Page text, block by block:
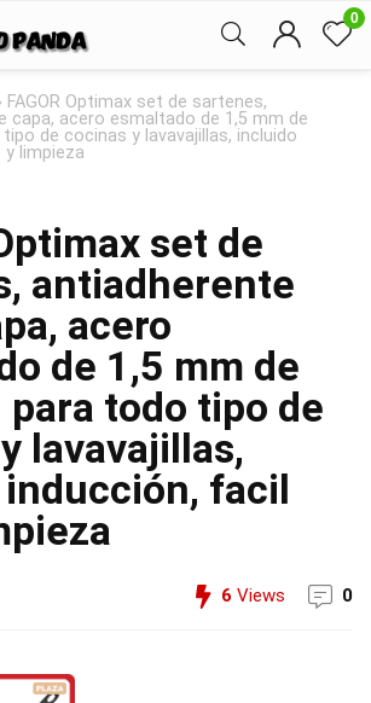
0
FAGOR Optimax set de sartenes,
capa, acero esmaltado de 1,5 mm de
de cocinas y lavavajillas, incluido
limpieza
set de
antiadherente
acero
de 1,5 mm de
para todo tipo de
lavavajillas,
facil
6 Views 0